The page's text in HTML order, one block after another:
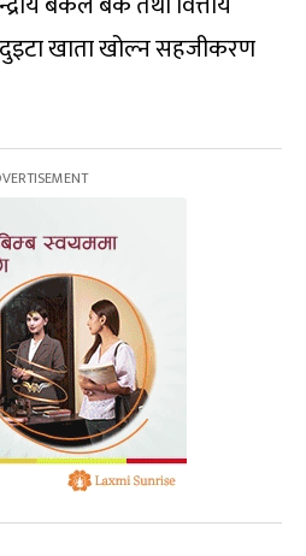
खाता खोल्न सहजीकरण